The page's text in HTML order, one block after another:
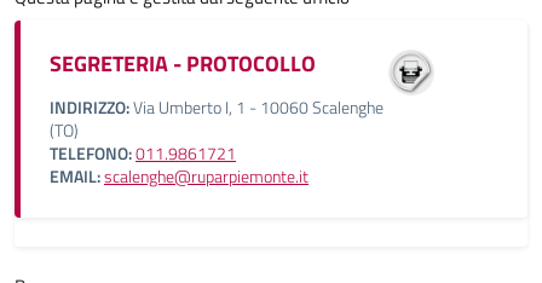
SEGRETERIA - PROTOCOLLO
INDIRIZZO:Via Umberto I, 1 - 10060 Scalenghe
(TO)
TELEFONO:011.9861721
EMAIL:scalenghe@ruparpiemonte.it